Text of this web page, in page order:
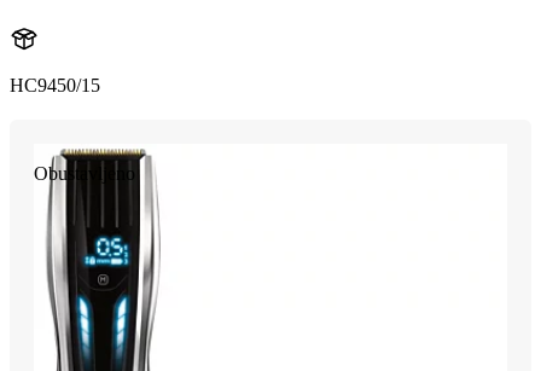
HC9450/15
Obustavljeno